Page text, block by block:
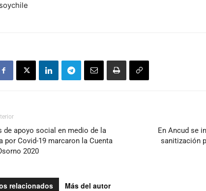
de apoyo social en medio de la
por Covid-19 marcaron la Cuenta
2020
En Ancud se
sanitización
relacionados Más del autor